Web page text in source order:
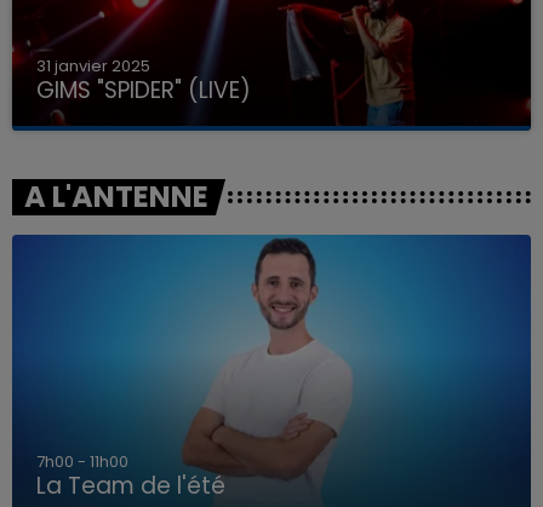
31 janvier 2025
GIMS "SPIDER" (LIVE)
A L'ANTENNE
7h00 - 11h00
La Team de l'été